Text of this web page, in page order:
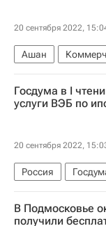
20 сентября 2022,
Ашан
Россия
Торговые центры
Госдума в I
услуги ВЭБ по
20 сентября 2022,
Россия
Законодательство
В Подмосковье
получили